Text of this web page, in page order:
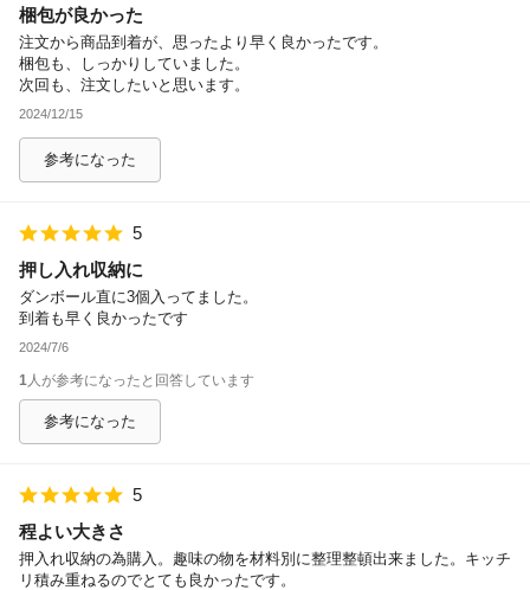
梱包が良かった
注文から商品到着が、思ったより早く良かったです。
梱包も、しっかりしていました。
次回も、注文したいと思います。
2024/12/15
参考になった
5
押し入れ収納に
ダンボール直に3個入ってました。
到着も早く良かったです
2024/7/6
1人が参考になったと回答しています
参考になった
5
程よい大きさ
押入れ収納の為購入。趣味の物を材料別に整理整頓出来ました。キッチ
リ積み重ねるのでとても良かったです。